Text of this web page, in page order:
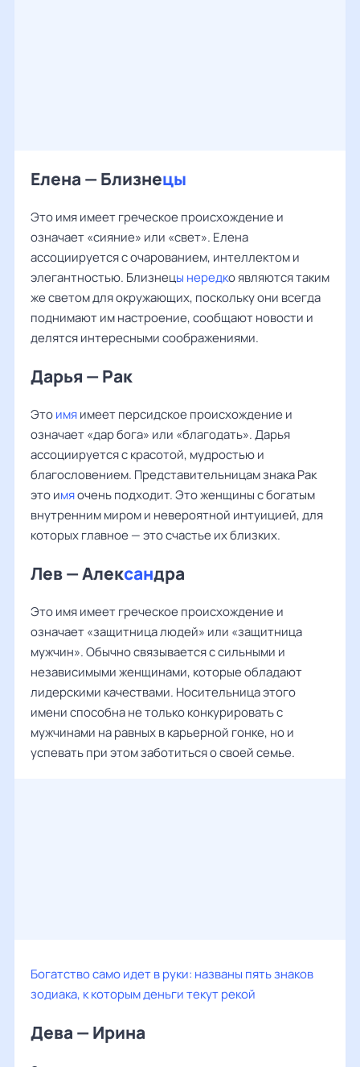
Елена — Близнецы
Это имя имеет греческое происхождение и
означает «сияние» или «свет». Елена
ассоциируется с очарованием, интеллектом и
элегантностью. Близнецы нередко являются таким
же светом для окружающих, поскольку они всегда
поднимают им настроение, сообщают новости и
делятся интересными соображениями.
Дарья — Рак
Этоимяимеет персидское происхождение и
означает «дар бога» или «благодать». Дарья
ассоциируется с красотой, мудростью и
благословением. Представительницам знака Рак
это имяочень подходит. Это женщины с богатым
внутренним миром и невероятной интуицией, для
которых главное — это счастье их близких.
Лев — Александра
Это имя имеет греческое происхождение и
означает «защитница людей» или «защитница
мужчин». Обычно связывается с сильными и
независимыми женщинами, которые обладают
лидерскими качествами. Носительница этого
имени способна не только конкурировать с
мужчинами на равных в карьерной гонке, но и
успевать при этом заботиться о своей семье.
Богатство само идет в руки: названы пять знаков
зодиака, к которым деньги текут рекой
Дева — Ирина